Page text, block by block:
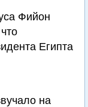
Фийон
Египта
на